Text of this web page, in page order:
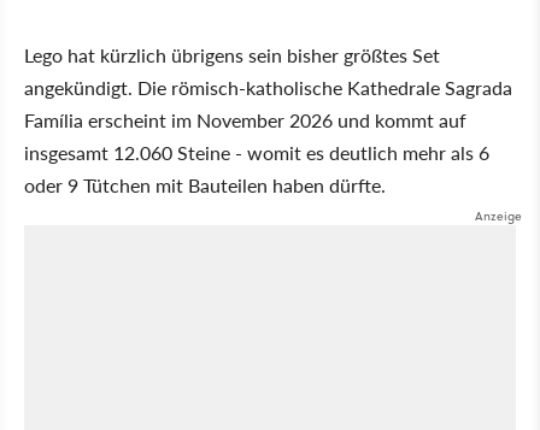
Lego hat kürzlich übrigens sein bisher größtes Set
angekündigt. Die römisch-katholische Kathedrale Sagrada
Família erscheint im November 2026 und kommt auf
insgesamt 12.060 Steine - womit es deutlich mehr als 6
oder 9 Tütchen mit Bauteilen haben dürfte.